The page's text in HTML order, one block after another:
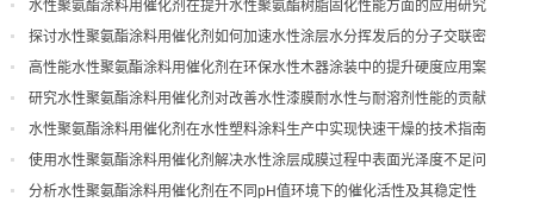
水性聚氨酯涂料用催化剂在提升水性聚氨酯树脂固化性能方面的应用研究
探讨水性聚氨酯涂料用催化剂如何加速水性涂层水分挥发后的分子交联密
度
高性能水性聚氨酯涂料用催化剂在环保水性木器涂装中的提升硬度应用案
例
研究水性聚氨酯涂料用催化剂对改善水性漆膜耐水性与耐溶剂性能的贡献
水性聚氨酯涂料用催化剂在水性塑料涂料生产中实现快速干燥的技术指南
使用水性聚氨酯涂料用催化剂解决水性涂层成膜过程中表面光泽度不足问
题
分析水性聚氨酯涂料用催化剂在不同pH值环境下的催化活性及其稳定性